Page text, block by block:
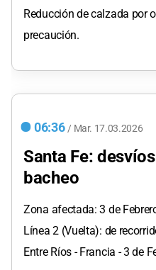
Reducción de calzada por
precaución.
06:36 / Mar. 17.03.2026
Santa Fe:
bacheo
Zona afectada: 3 de
Línea 2 (Vuelta): de
Entre Ríos - Francia - 3 de